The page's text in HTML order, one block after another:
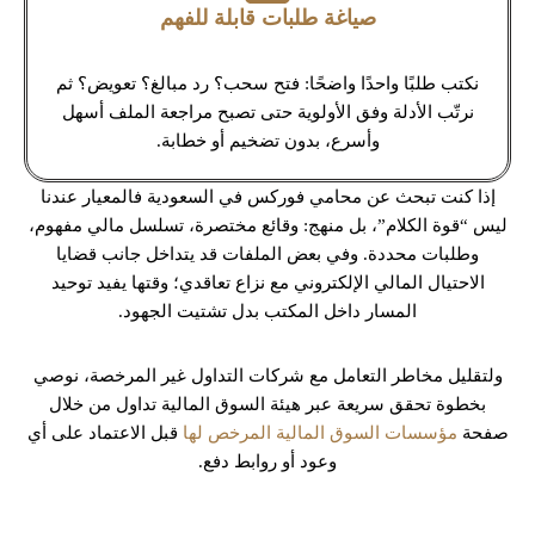
صياغة طلبات قابلة للفهم
نكتب طلبًا واحدًا واضحًا: فتح سحب؟ رد مبالغ؟ تعويض؟ ثم
نرتّب الأدلة وفق الأولوية حتى تصبح مراجعة الملف أسهل
وأسرع، بدون تضخيم أو خطابة.
إذا كنت تبحث عن محامي فوركس في السعودية فالمعيار عندنا
ليس “قوة الكلام”، بل منهج: وقائع مختصرة، تسلسل مالي مفهوم،
وطلبات محددة. وفي بعض الملفات قد يتداخل جانب قضايا
الاحتيال المالي الإلكتروني مع نزاع تعاقدي؛ وقتها يفيد توحيد
المسار داخل المكتب بدل تشتيت الجهود.
ولتقليل مخاطر التعامل مع شركات التداول غير المرخصة، نوصي
بخطوة تحقق سريعة عبر هيئة السوق المالية تداول من خلال
صفحة مؤسسات السوق المالية المرخص لها قبل الاعتماد على أي
وعود أو روابط دفع.